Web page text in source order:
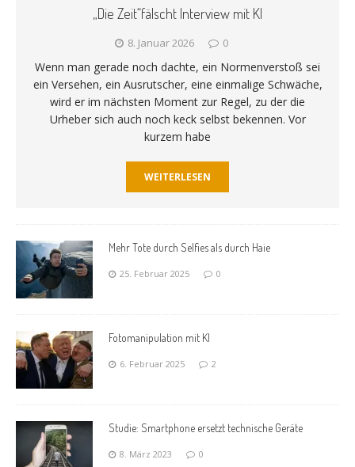
„Die Zeit“fälscht Interview mit KI
8. Januar 2026 0
Wenn man gerade noch dachte, ein Normenverstoß sei
ein Versehen, ein Ausrutscher, eine einmalige Schwäche,
wird er im nächsten Moment zur Regel, zu der die
Urheber sich auch noch keck selbst bekennen. Vor
kurzem habe
WEITERLESEN
Mehr Tote durch Selfies als durch Haie
25. Februar 2025 0
Fotomanipulation mit KI
6. Februar 2025 2
Studie: Smartphone ersetzt technische Geräte
8. März 2023 0